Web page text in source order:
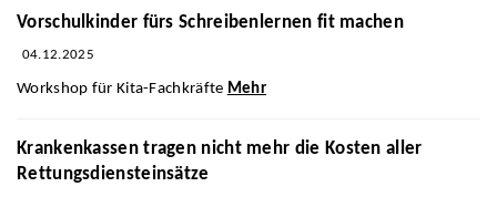
Vorschulkinder fürs Schreibenlernen fit machen
04.12.2025
Workshop für Kita-Fachkräfte Mehr
Krankenkassen tragen nicht mehr die Kosten aller
Rettungsdiensteinsätze